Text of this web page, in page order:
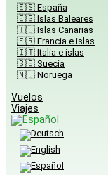
🇪🇸 España
🇪🇸 Islas Baleares
🇮🇨 Islas Canarias
🇫🇷 Francia e islas
🇮🇹 Italia e islas
🇸🇪 Suecia
🇳🇴 Noruega
Vuelos
Viajes